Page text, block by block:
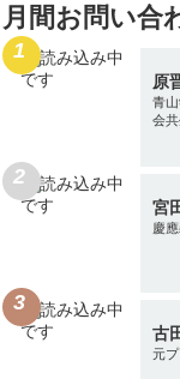
月間お問い合
原
青
会
宮
慶
古
元